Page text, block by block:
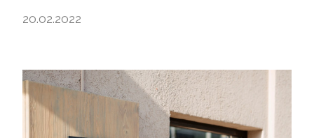
20.02.2022